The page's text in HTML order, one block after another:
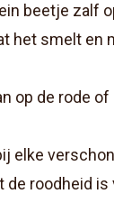
beetje zalf
het smelt en
op de rode
elke
de roodheid is